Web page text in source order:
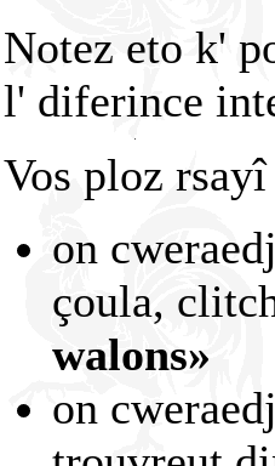
Notez eto k'
l' diferince
Vos ploz
on
çoula,
walons»
on